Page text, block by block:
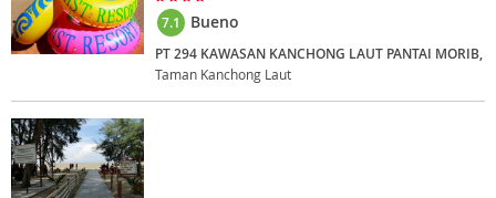
7.1 Bueno
PT 294 KAWASAN KANCHONG LAUT PANTAI MORIB,
Taman Kanchong Laut